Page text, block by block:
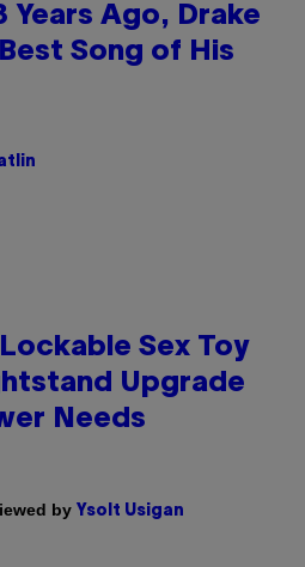
Years Ago, Drake
Song of His
Sex Toy
Upgrade
Needs
by Ysolt Usigan